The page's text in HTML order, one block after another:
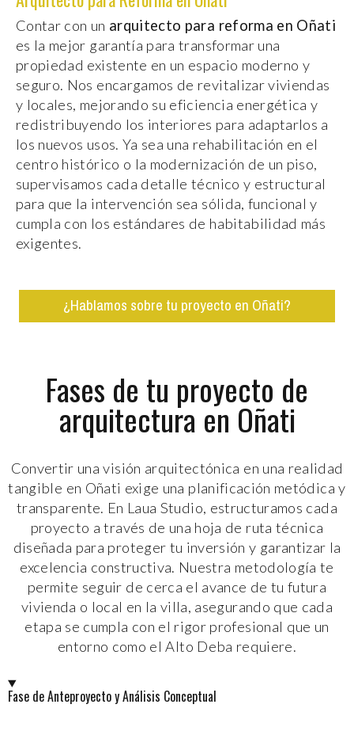
Contar con un arquitecto para reforma en Oñati
es la mejor garantía para transformar una
propiedad existente en un espacio moderno y
seguro. Nos encargamos de revitalizar viviendas
y locales, mejorando su eficiencia energética y
redistribuyendo los interiores para adaptarlos a
los nuevos usos. Ya sea una rehabilitación en el
centro histórico o la modernización de un piso,
supervisamos cada detalle técnico y estructural
para que la intervención sea sólida, funcional y
cumpla con los estándares de habitabilidad más
exigentes.
¿Hablamos sobre tu proyecto en Oñati?
Fases de tu proyecto de
arquitectura en Oñati
Convertir una visión arquitectónica en una realidad
tangible en Oñati exige una planificación metódica y
transparente. En Laua Studio, estructuramos cada
proyecto a través de una hoja de ruta técnica
diseñada para proteger tu inversión y garantizar la
excelencia constructiva. Nuestra metodología te
permite seguir de cerca el avance de tu futura
vivienda o local en la villa, asegurando que cada
etapa se cumpla con el rigor profesional que un
entorno como el Alto Deba requiere.
Fase de Anteproyecto y Análisis Conceptual